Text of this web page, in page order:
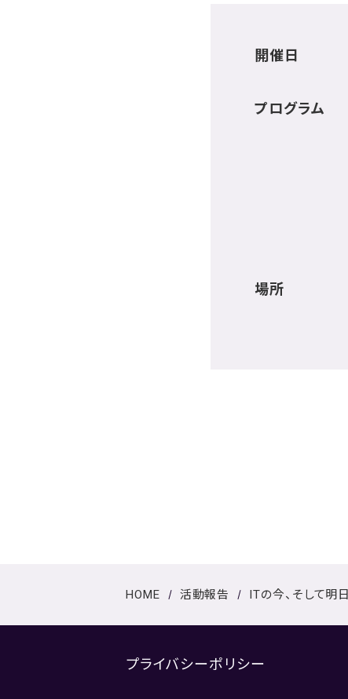
開催日
プログラム
場所
HOME 活動報告 ITの今、そして明日
プライバシーポリシー